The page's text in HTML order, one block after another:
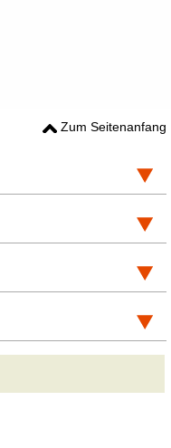
Zum Seitenanfang